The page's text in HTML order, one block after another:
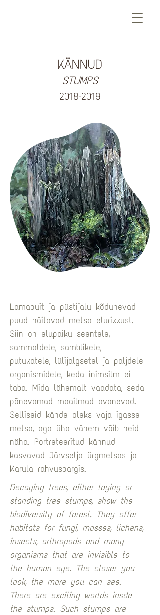
KÄNNUD
STUMPS
2018–2019
Lamapuit ja püstijalu kõdunevad
puud näitavad metsa elurikkust.
Siin on elupaiku seentele,
sammaldele, samblikele,
putukatele, lülijalgsetel ja paljdele
organismidele, keda inimsilm ei
taba. Mida lähemalt vaadata, seda
põnevamad maailmad avanevad.
Selliseid kände oleks vaja igasse
metsa, aga üha vähem võib neid
näha. Portreteeritud kännud
kasvavad Järvselja ürgmetsas ja
Karula rahvuspargis.
Decaying trees, either laying or
standing tree stumps, show the
biodiversity of forest. They offer
habitats for fungi, mosses, lichens,
insects, arthropods and many
organisms that are invisible to
the human eye. The closer you
look, the more you can see.
There are exciting worlds insde
the stumps. Such stumps are